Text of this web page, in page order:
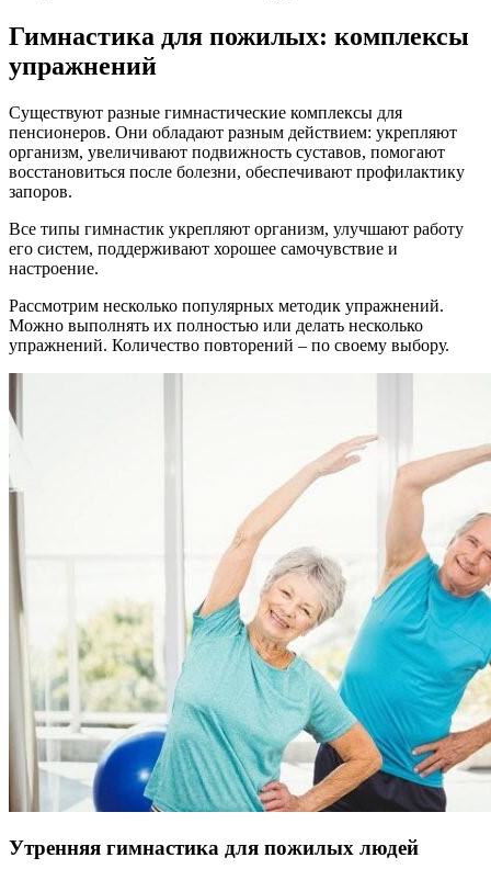
Гимнастика для пожилых: комплексы
упражнений
Существуют разные гимнастические комплексы для
пенсионеров. Они обладают разным действием: укрепляют
организм, увеличивают подвижность суставов, помогают
восстановиться после болезни, обеспечивают профилактику
запоров.
Все типы гимнастик укрепляют организм, улучшают работу
его систем, поддерживают хорошее самочувствие и
настроение.
Рассмотрим несколько популярных методик упражнений.
Можно выполнять их полностью или делать несколько
упражнений. Количество повторений – по своему выбору.
Утренняя гимнастика для пожилых людей